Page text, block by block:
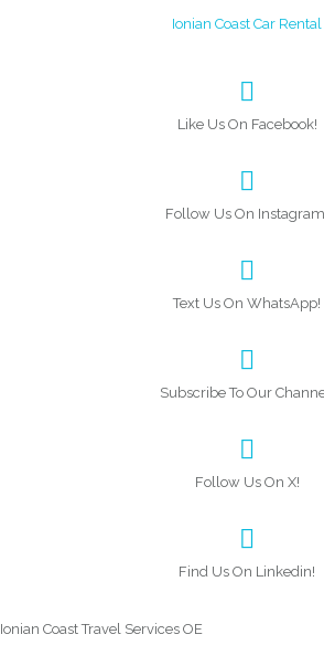
Ionian Coast Car Rental
Like Us On Facebook!
Follow Us On
Text Us On WhatsApp!
Subscribe To Our
Follow Us On X!
Find Us On Linkedin!
Ionian Coast Travel Services OE